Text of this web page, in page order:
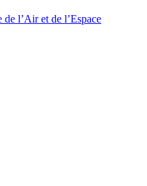
l’Air et de l’Espace